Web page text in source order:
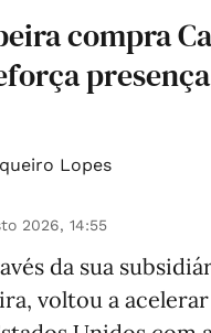
compra
Lopes
2026, 14:55
da sua
voltou a acelerar